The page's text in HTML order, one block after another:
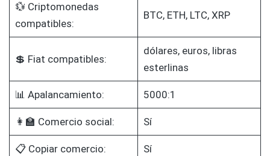
💱 Criptomonedas
compatibles:
BTC, ETH, LTC, XRP
💲 Fiat compatibles:
dólares, euros, libras
esterlinas
📊 Apalancamiento: 5000:1
👩‍🏫 Comercio social: Sí
📋 Copiar comercio: Sí